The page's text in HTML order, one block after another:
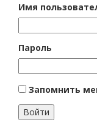
Имя
Пароль
Запомнить
Войти